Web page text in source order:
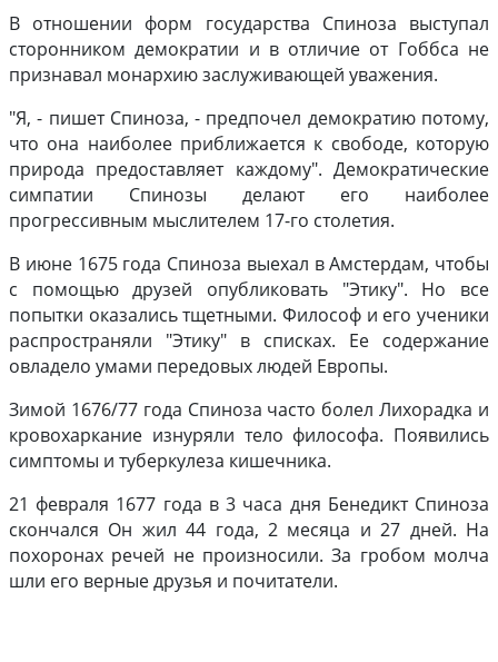
В отношении форм государства Спиноза выступал
сторонником демократии и в отличие от Гоббса не
признавал монархию заслуживающей уважения.
"Я, - пишет Спиноза, - предпочел демократию потому,
что она наиболее приближается к свободе, которую
природа предоставляет каждому". Демократические
симпатии Спинозы делают его наиболее
прогрессивным мыслителем 17-го столетия.
В июне 1675 года Спиноза выехал в Амстердам, чтобы
с помощью друзей опубликовать "Этику". Но все
попытки оказались тщетными. Философ и его ученики
распространяли "Этику" в списках. Ее содержание
овладело умами передовых людей Европы.
Зимой 1676/77 года Спиноза часто болел Лихорадка и
кровохаркание изнуряли тело философа. Появились
симптомы и туберкулеза кишечника.
21 февраля 1677 года в 3 часа дня Бенедикт Спиноза
скончался Он жил 44 года, 2 месяца и 27 дней. На
похоронах речей не произносили. За гробом молча
шли его верные друзья и почитатели.